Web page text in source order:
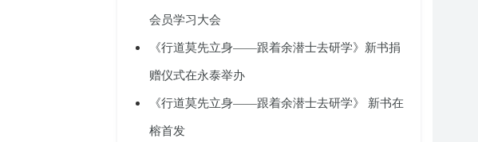
会员学习大会
《行道莫先立身——跟着余潜士去研学》新书捐
赠仪式在永泰举办
《行道莫先立身——跟着余潜士去研学》 新书在
榕首发